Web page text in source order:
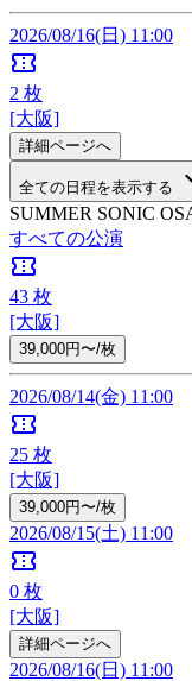
2026/08/16(日) 11:00
confirmation_number
2 枚
[大阪]
詳細ページへ
全ての日程を表示する
SUMMER SONIC
すべての公演
confirmation_number
43 枚
[大阪]
39,000円〜/枚
2026/08/14(金) 11:00
confirmation_number
25 枚
[大阪]
39,000円〜/枚
2026/08/15(土) 11:00
confirmation_number
0 枚
[大阪]
詳細ページへ
2026/08/16(日) 11:00